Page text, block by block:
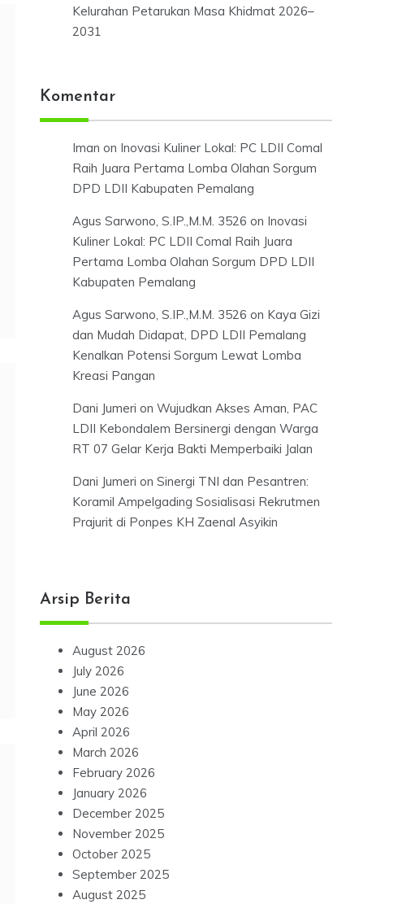
Kelurahan Petarukan Masa Khidmat 2026–
2031
Komentar
Iman on Inovasi Kuliner Lokal: PC LDII Comal
Raih Juara Pertama Lomba Olahan Sorgum
DPD LDII Kabupaten Pemalang
Agus Sarwono, S.IP.,M.M. 3526 on Inovasi
Kuliner Lokal: PC LDII Comal Raih Juara
Pertama Lomba Olahan Sorgum DPD LDII
Kabupaten Pemalang
Agus Sarwono, S.IP.,M.M. 3526 on Kaya Gizi
dan Mudah Didapat, DPD LDII Pemalang
Kenalkan Potensi Sorgum Lewat Lomba
Kreasi Pangan
Dani Jumeri on Wujudkan Akses Aman, PAC
LDII Kebondalem Bersinergi dengan Warga
RT 07 Gelar Kerja Bakti Memperbaiki Jalan
Dani Jumeri on Sinergi TNI dan Pesantren:
Koramil Ampelgading Sosialisasi Rekrutmen
Prajurit di Ponpes KH Zaenal Asyikin
Arsip Berita
August 2026
July 2026
June 2026
May 2026
April 2026
March 2026
February 2026
January 2026
December 2025
November 2025
October 2025
September 2025
August 2025